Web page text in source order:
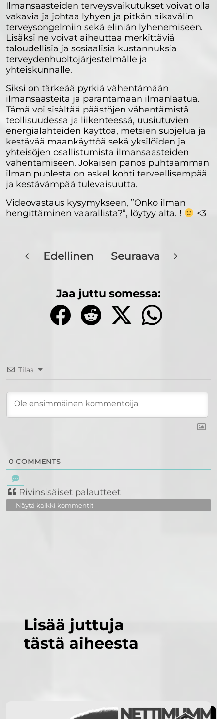
Ilmansaasteiden terveysvaikutukset voivat olla
vakavia ja johtaa lyhyen ja pitkän aikavälin
terveysongelmiin sekä eliniän lyhenemiseen.
Lisäksi ne voivat aiheuttaa merkittäviä
taloudellisia ja sosiaalisia kustannuksia
terveydenhuoltojärjestelmälle ja
yhteiskunnalle.
Siksi on tärkeää pyrkiä vähentämään
ilmansaasteita ja parantamaan ilmanlaatua.
Tämä voi sisältää päästöjen vähentämistä
teollisuudessa ja liikenteessä, uusiutuvien
energialähteiden käyttöä, metsien suojelua ja
kestävää maankäyttöä sekä yksilöiden ja
yhteisöjen osallistumista ilmansaasteiden
vähentämiseen. Jokaisen panos puhtaamman
ilman puolesta on askel kohti terveellisempää
ja kestävämpää tulevaisuutta.
Videovastaus kysymykseen, ”Onko ilman
hengittäminen vaarallista?”, löytyy alta. !
<3
Edellinen Seuraava
Jaa juttu somessa:
Tilaa
0 COMMENTS
Rivinsisäiset palautteet
Näytä kaikki kommentit
Lisää juttuja
tästä aiheesta